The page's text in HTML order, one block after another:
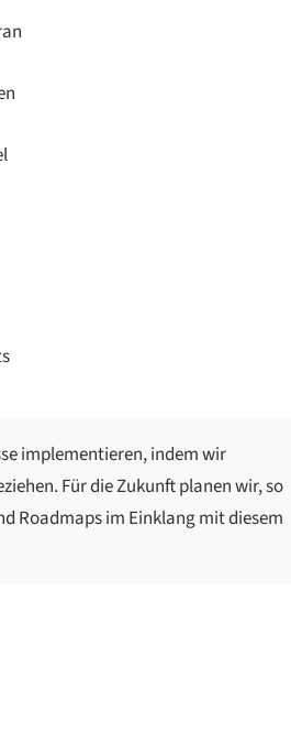
implementieren, indem wir
Für die Zukunft planen wir, so
Roadmaps im Einklang mit diesem